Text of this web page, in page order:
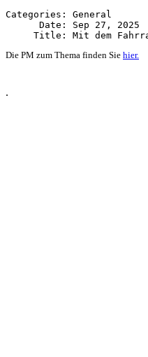
Categories: General
      Date: Sep 27, 2025
Die PM zum Thema finden Sie hier.
.